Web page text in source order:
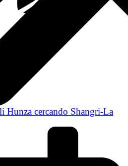
Hunza cercando Shangri-La